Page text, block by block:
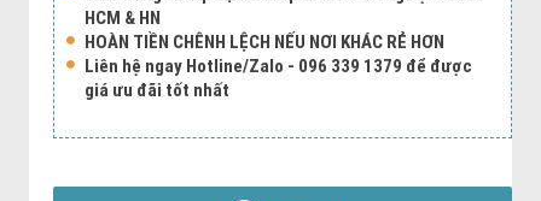
HCM & HN
HOÀN TIỀN CHÊNH LỆCH NẾU NƠI KHÁC RẺ HƠN
Liên hệ ngay Hotline/Zalo - 096 339 1379 để được
giá ưu đãi tốt nhất